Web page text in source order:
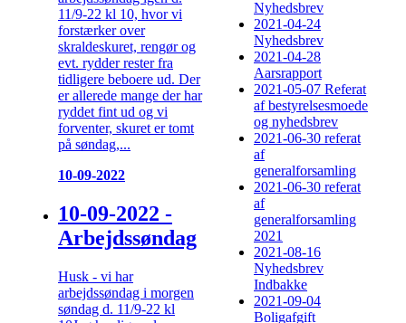
11/9-22 kl 10, hvor vi
forstærker over
skraldeskuret, rengør og
evt. rydder rester fra
tidligere beboere ud. Der
er allerede mange der har
ryddet fint ud og vi
forventer, skuret er tomt
på søndag,...
10-09-2022
10-09-2022 -
Arbejdssøndag
Husk - vi har
arbejdssøndag i morgen
søndag d. 11/9-22 kl
Nyhedsbrev
2021-04-24
Nyhedsbrev
2021-04-28
Aarsrapport
2021-05-07 Referat
af bestyrelsesmoede
og nyhedsbrev
2021-06-30 referat
af
generalforsamling
2021-06-30 referat
af
generalforsamling
2021
2021-08-16
Nyhedsbrev
Indbakke
2021-09-04
Boligafgift